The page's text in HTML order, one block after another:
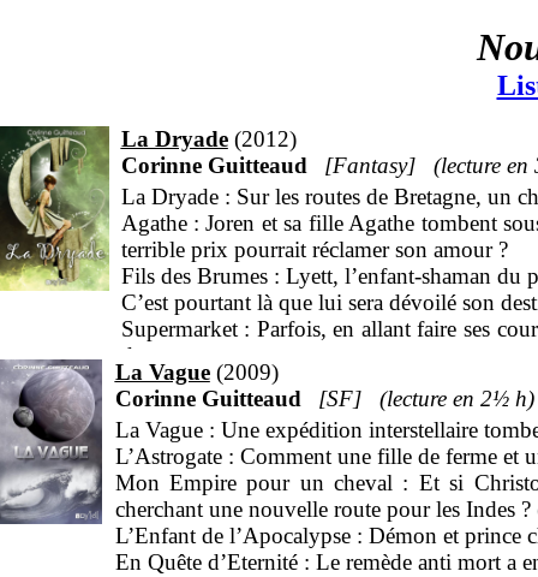
La Dryade 2012
Corinne Guitteaud
Fantasy
La Dryade : Sur les routes de Bretagne, un
Agathe : Joren et sa fille Agathe tombent
terrible prix pourrait réclamer son amour ?
Fils des Brumes : Lyett, l’enfant-shaman du
C’est pourtant là que lui sera dévoilé son
Supermarket : Parfois, en allant faire ses
dragon.
Perséphone : Perséphone, jeune fille
vivre à ses côtés ?
121 minutes : Un jeune libraire reçoit un
ceci pourrait aller beaucoup plus loin qu’une
Si c’est un ange : Qui sont les Sîmorghs et
Jaen et Thellion : Découvrez ce texte
l’univers des Golems.
La Vague 2009
Corinne Guitteaud
SF 2½h
La Vague : Une expédition interstellaire
L’Astrogate : Comment une fille de ferme et
Mon Empire pour un cheval : Et si
cherchant une nouvelle route pour les Indes
L’Enfant de l’Apocalypse : Démon et prince
En Quête d’Eternité : Le remède anti mort a